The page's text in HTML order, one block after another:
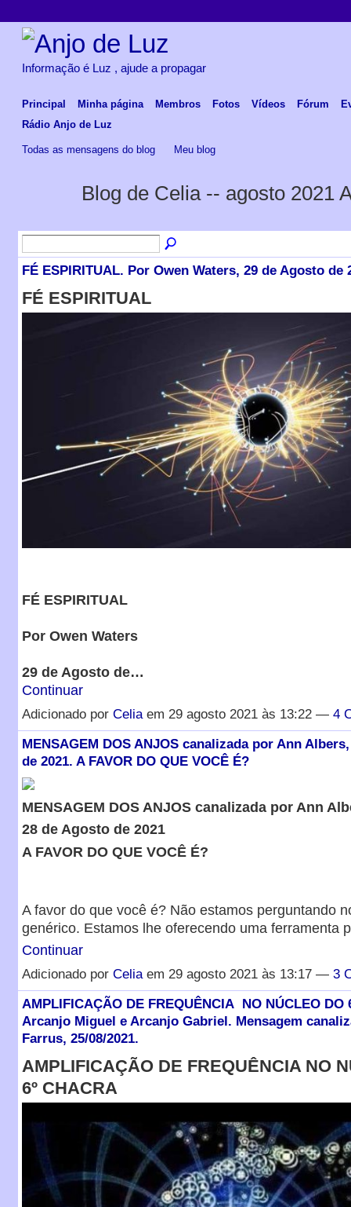
Informação é Luz , ajude a propagar
Principal Minha página Membros Fotos Vídeos Fórum
Rádio Anjo de Luz
Todas as mensagens do blog Meu blog
Blog de Celia -- agosto 2021
FÉ ESPIRITUAL. Por Owen Waters, 29 de Agosto de
FÉ ESPIRITUAL
FÉ ESPIRITUAL
Por Owen Waters
29 de Agosto de…
Continuar
Adicionado por Celiaem 29 agosto 2021 às 13:22 — 4
MENSAGEM DOS ANJOS canalizada por Ann
de 2021. A FAVOR DO QUE VOCÊ É?
MENSAGEM DOS ANJOS canalizada por Ann
28 de Agosto de 2021
A FAVOR DO QUE VOCÊ É?
A favor do que você é? Não estamos perguntando
genérico. Estamos lhe oferecendo uma ferramenta
Continuar
Adicionado por Celiaem 29 agosto 2021 às 13:17 — 3
AMPLIFICAÇÃO DE FREQUÊNCIA NO NÚCLEO DO
Arcanjo Miguel e Arcanjo Gabriel. Mensagem
Farrus, 25/08/2021.
AMPLIFICAÇÃO DE FREQUÊNCIA NO
6º CHACRA